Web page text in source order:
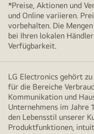
*Preise, Aktionen und
und Online variieren.
vorbehalten. Die
bei Ihren lokalen
Verfügbarkeit.
LG Electronics gehört
für die Bereiche
Kommunikation und
Unternehmens im Jahre
den Lebensstil unserer
Produktfunktionen,